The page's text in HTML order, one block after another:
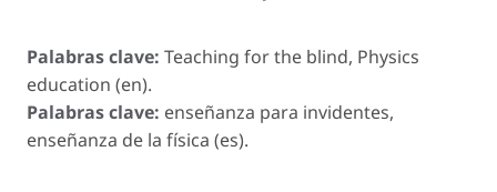
Palabras clave: Teaching for the blind, Physics
education (en).
Palabras clave: enseñanza para invidentes,
enseñanza de la física (es).